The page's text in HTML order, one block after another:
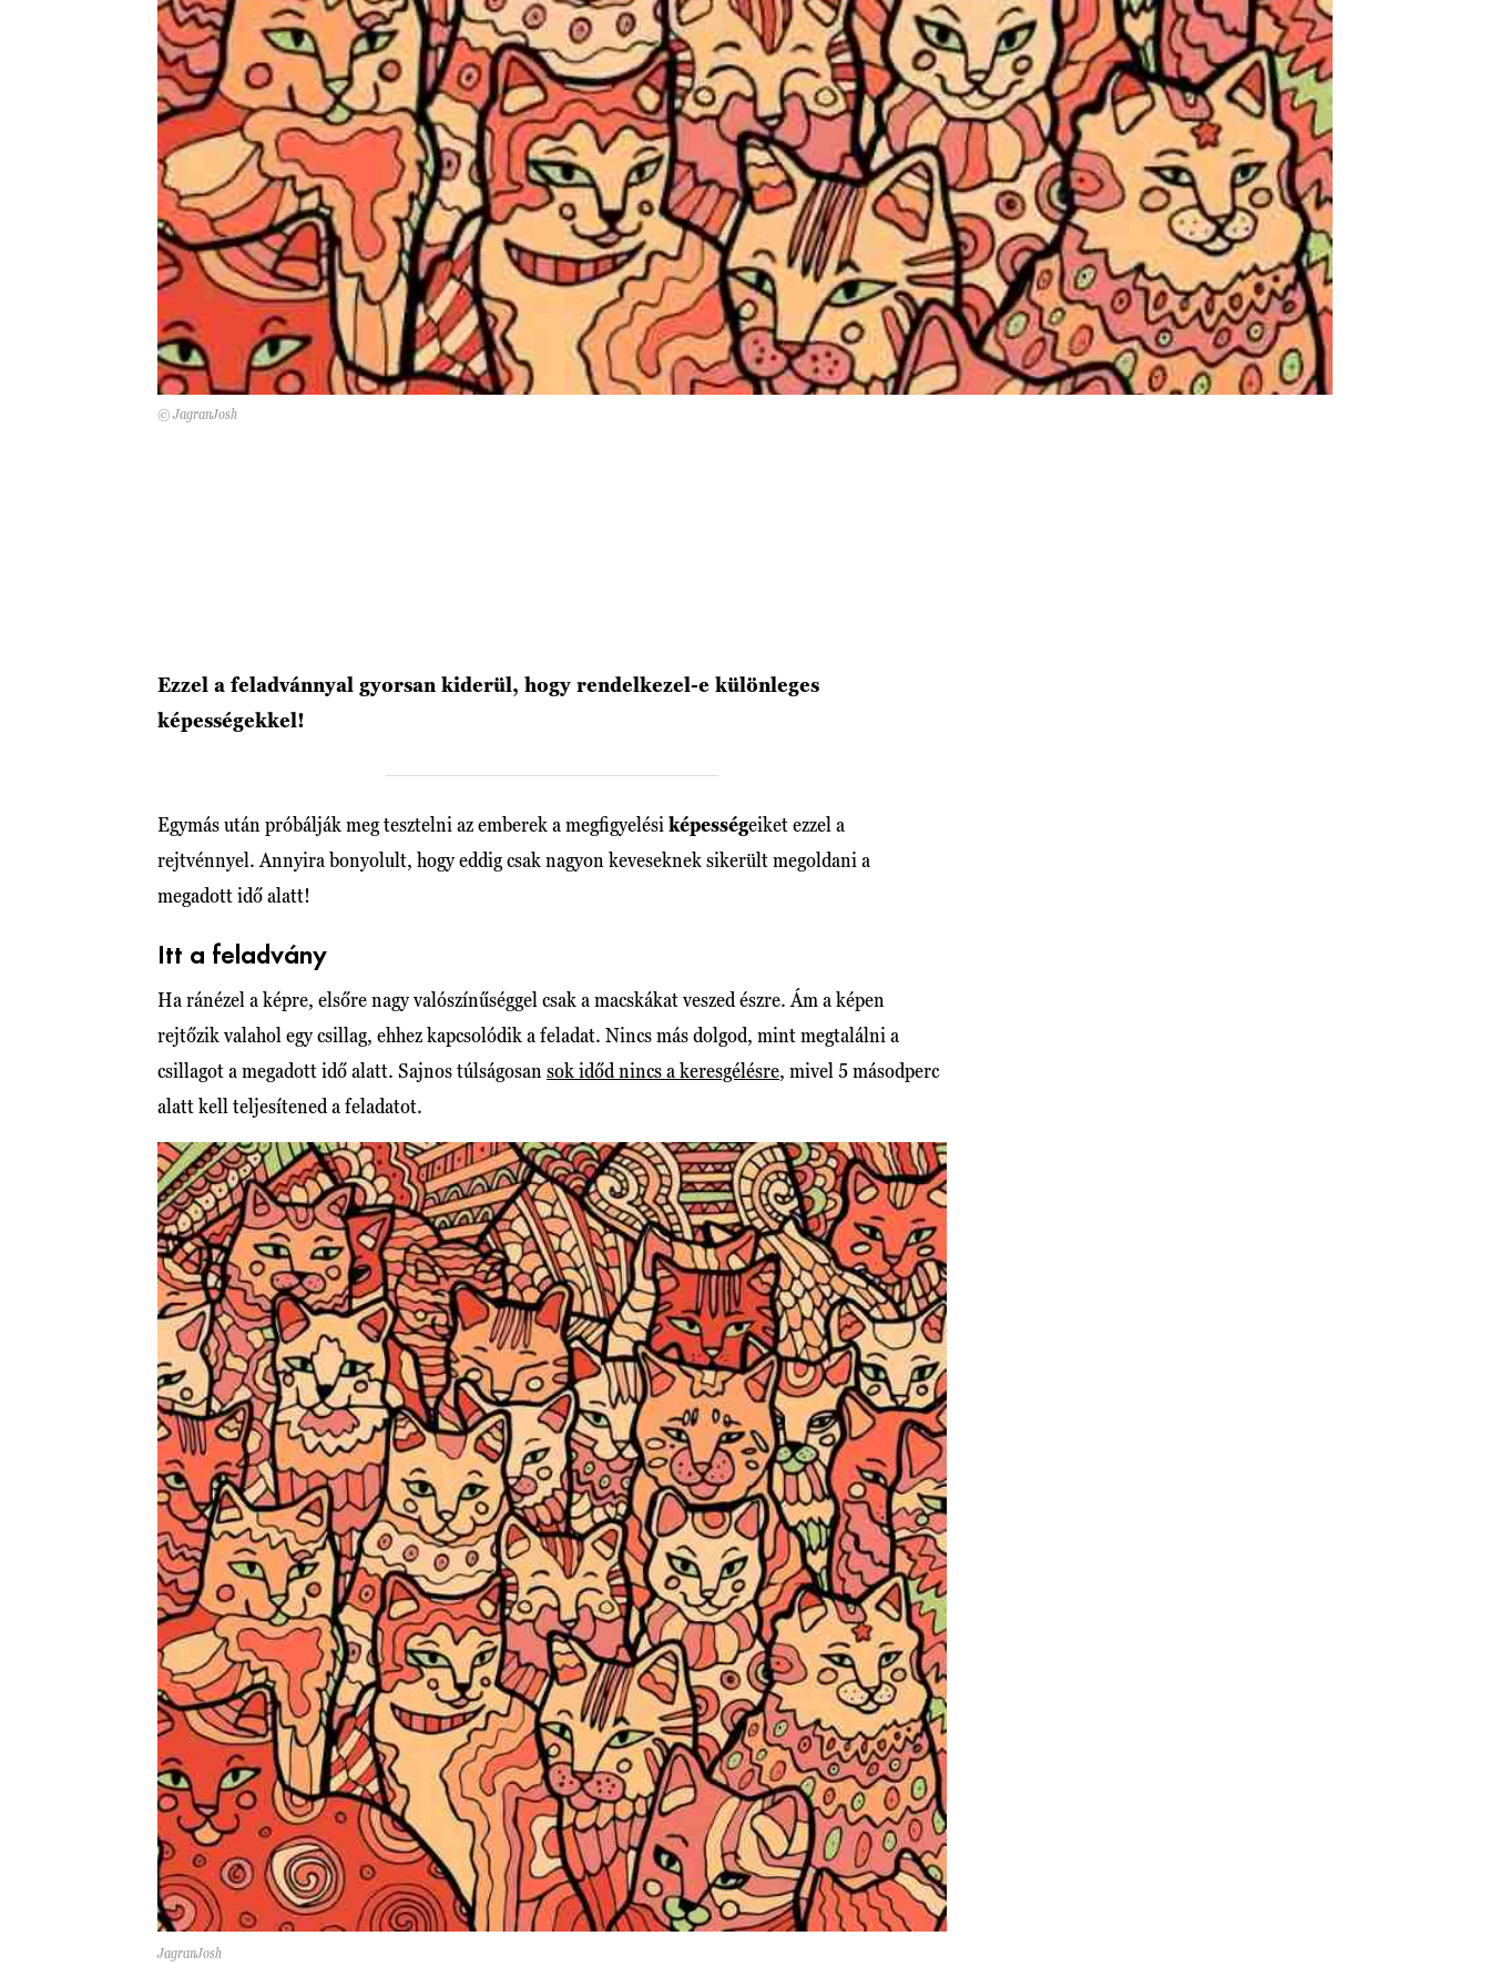
© JagranJosh
Ezzel a feladvánnyal gyorsan kiderül, hogy rendelkezel-e különleges
képességekkel!
Egymás után próbálják meg tesztelni az emberek a megfigyelési képességeiket ezzel a
rejtvénnyel. Annyira bonyolult, hogy eddig csak nagyon keveseknek sikerült megoldani a
megadott idő alatt!
Itt a feladvány
Ha ránézel a képre, elsőre nagy valószínűséggel csak a macskákat veszed észre. Ám a képen
rejtőzik valahol egy csillag, ehhez kapcsolódik a feladat. Nincs más dolgod, mint megtalálni a
csillagot a megadott idő alatt. Sajnos túlságosan sok időd nincs a keresgélésre, mivel 5 másodperc
alatt kell teljesítened a feladatot.
JagranJosh